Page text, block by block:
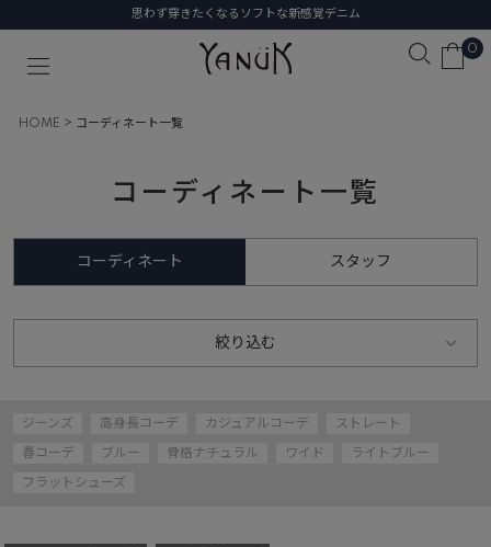
思わず穿きたくなるソフトな新感覚デニム
0
HOME コーディネート一覧
コーディネート一覧
コーディネート スタッフ
絞り込む
ジーンズ 高身長コーデ カジュアルコーデ ストレート
春コーデ ブルー 骨格ナチュラル ワイド ライトブルー
フラットシューズ